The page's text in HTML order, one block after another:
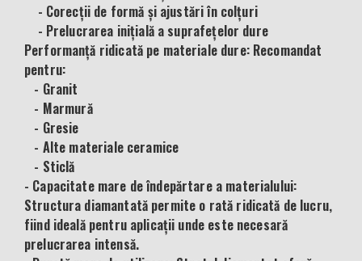
- Corecții de formă și ajustări în colțuri
- Prelucrarea inițială a suprafețelor dure
Performanță ridicată pe materiale dure: Recomandat
pentru:
- Granit
- Marmură
- Gresie
- Alte materiale ceramice
- Sticlă
- Capacitate mare de îndepărtare a materialului:
Structura diamantată permite o rată ridicată de lucru,
fiind ideală pentru aplicații unde este necesară
prelucrarea intensă.